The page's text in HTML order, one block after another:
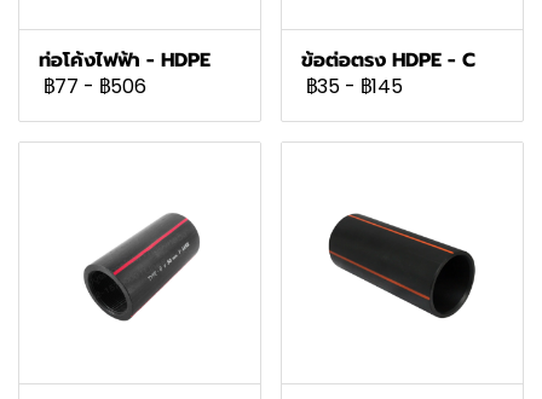
ท่อโค้งไฟฟ้า - HDPE
฿77 - ฿506
ข้อต่อตรง HDPE - C
฿35 - ฿145